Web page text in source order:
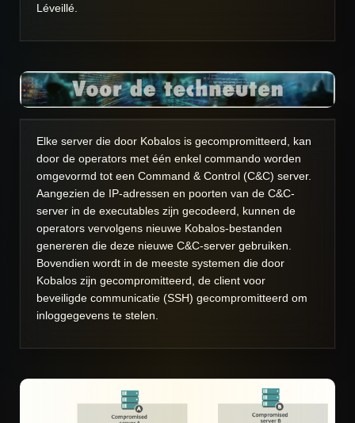
Léveillé.
Elke server die door Kobalos is gecompromitteerd, kan
door de operators met één enkel commando worden
omgevormd tot een Command & Control (C&C) server.
Aangezien de IP-adressen en poorten van de C&C-
server in de executables zijn gecodeerd, kunnen de
operators vervolgens nieuwe Kobalos-bestanden
genereren die deze nieuwe C&C-server gebruiken.
Bovendien wordt in de meeste systemen die door
Kobalos zijn gecompromitteerd, de client voor
beveiligde communicatie (SSH) gecompromitteerd om
inloggegevens te stelen.